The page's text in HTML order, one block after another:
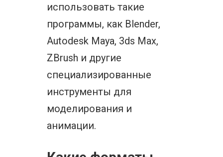
использовать такие
программы, как Blender,
Autodesk Maya, 3ds Max,
ZBrush и другие
специализированные
инструменты для
моделирования и
анимации.